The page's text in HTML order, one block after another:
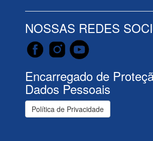
NOSSAS REDES
Encarregado de
Dados Pessoais
Política de Privacidade